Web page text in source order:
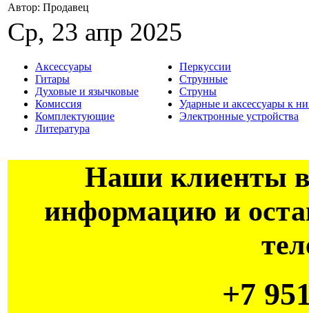
Автор: Продавец
Ср, 23 апр 2025
Аксессуары
Гитары
Духовые и язычковые
Комиссия
Комплектующие
Литература
Перкуссии
Струнные
Струны
Ударные и аксессуары к
Электронные устройства
Наши клиенты
информацию и
+7